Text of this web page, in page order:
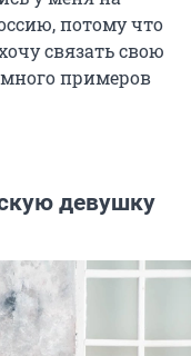
потому что
связать свою
много примеров
девушку